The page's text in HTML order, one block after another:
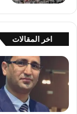
اخر المقالات